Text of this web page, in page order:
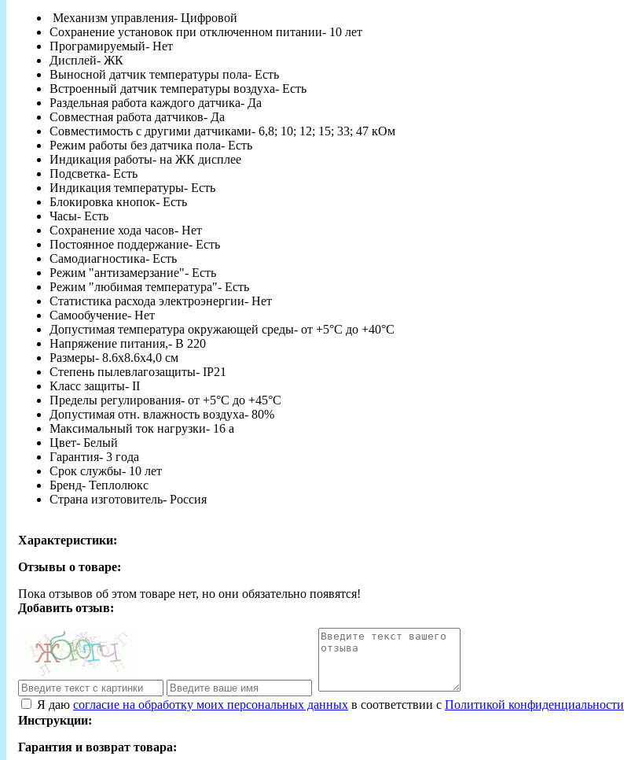
Механизм управления- Цифровой
Сохранение установок при отключенном питании- 10 лет
Програмируемый- Нет
Дисплей- ЖК
Выносной датчик температуры пола- Есть
Встроенный датчик температуры воздуха- Есть
Раздельная работа каждого датчика- Да
Совместная работа датчиков- Да
Совместимость с другими датчиками- 6,8; 10; 12; 15; 33; 47 кОм
Режим работы без датчика пола- Есть
Индикация работы- на ЖК дисплее
Подсветка- Есть
Индикация температуры- Есть
Блокировка кнопок- Есть
Часы- Есть
Сохранение хода часов- Нет
Постоянное поддержание- Есть
Самодиагностика- Есть
Режим "антизамерзание"- Есть
Режим "любимая температура"- Есть
Статистика расхода электроэнергии- Нет
Самообучение- Нет
Допустимая температура окружающей среды- от +5°С до +40°С
Напряжение питания,- В 220
Размеры- 8.6x8.6x4,0 см
Степень пылевлагозащиты- IP21
Класс защиты- II
Пределы регулирования- от +5°С до +45°С
Допустимая отн. влажность воздуха- 80%
Максимальный ток нагрузки- 16 а
Цвет- Белый
Гарантия- 3 года
Срок службы- 10 лет
Бренд- Теплолюкс
Страна изготовитель- Россия
Характеристики:
Отзывы о товаре:
Пока отзывов об этом товаре нет, но они обязательно появятся!
Добавить отзыв:
Я даю согласие на обработку моих персональных данных в соответствии с Политикой конфиденциальности
Инструкции:
Гарантия и возврат товара: